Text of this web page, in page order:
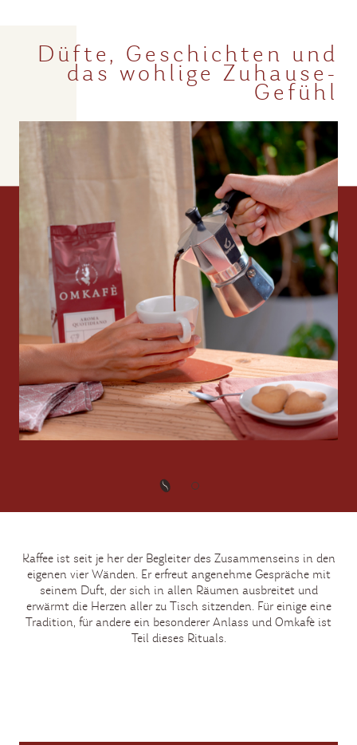
Düfte, Geschichten und
das wohlige Zuhause-
Gefühl
Kaffee ist seit je her der Begleiter des Zusammenseins in den
eigenen vier Wänden. Er erfreut angenehme Gespräche mit
seinem Duft, der sich in allen Räumen ausbreitet und
erwärmt die Herzen aller zu Tisch sitzenden. Für einige eine
Tradition, für andere ein besonderer Anlass und Omkafè ist
Teil dieses Rituals.